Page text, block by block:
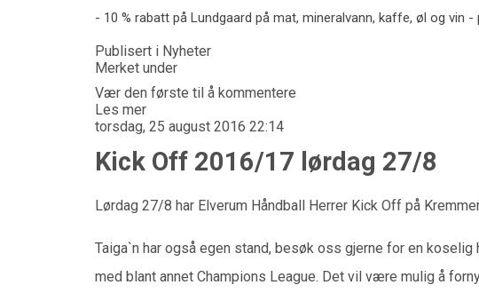
- 10 % rabatt på Lundgaard på mat, mineralvann, kaffe, øl og vin
Publisert i Nyheter
Merket under
Vær den første til å kommentere
Les mer
torsdag, 25 august 2016 22:14
Kick Off 2016/17 lørdag 27/8
Lørdag 27/8 har Elverum Håndball Herrer Kick Off på
Taiga`n har også egen stand, besøk oss gjerne for en
med blant annet Champions League. Det vil være mulig å